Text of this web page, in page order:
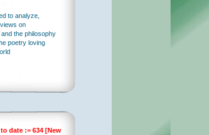
to analyze,
on
the philosophy
poetry loving
date := 634 [New